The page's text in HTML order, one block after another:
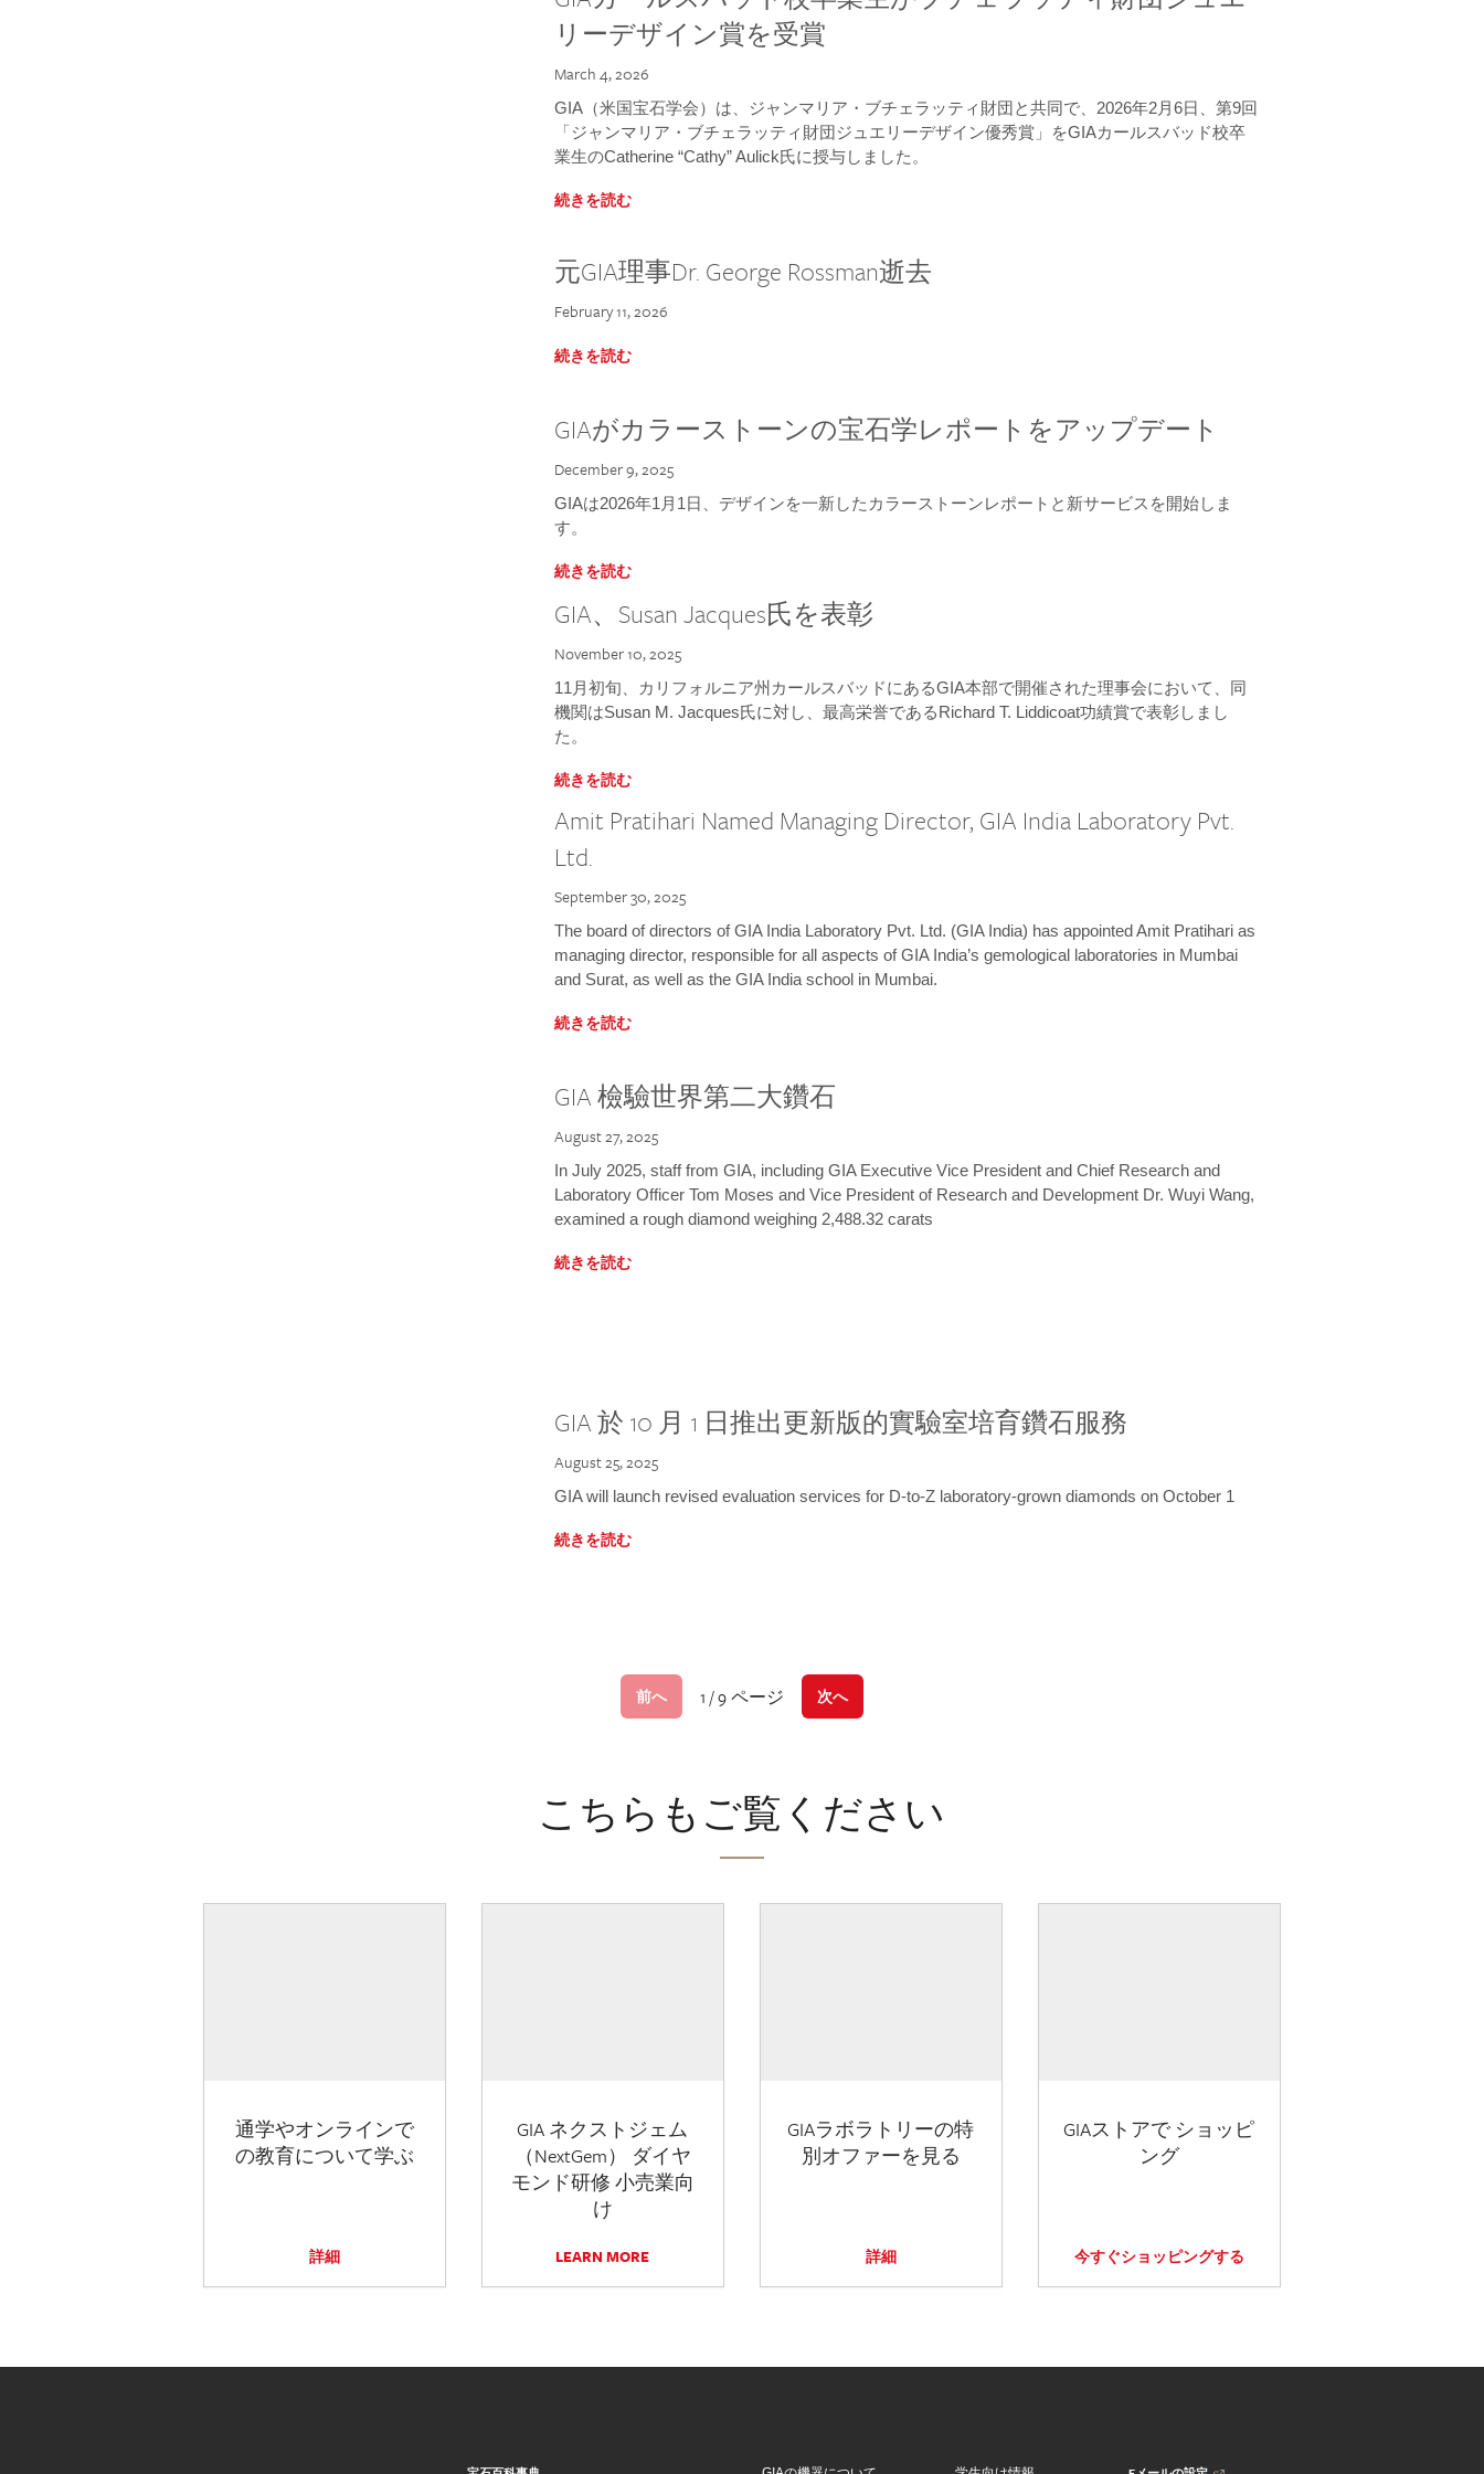
リーデザイン賞を受賞
March 4, 2026
GIA（米国宝石学会）は、ジャンマリア・ブチェラッティ財団と共同で、2026年2月6日、第9回
「ジャンマリア・ブチェラッティ財団ジュエリーデザイン優秀賞」をGIAカールスバッド校卒
業生のCatherine “Cathy” Aulick氏に授与しました。
続きを読む
元GIA理事Dr. George Rossman逝去
February 11, 2026
続きを読む
GIAがカラーストーンの宝石学レポートをアップデート
December 9, 2025
GIAは2026年1月1日、デザインを一新したカラーストーンレポートと新サービスを開始しま
す。
続きを読む
GIA、Susan Jacques氏を表彰
November 10, 2025
11月初旬、カリフォルニア州カールスバッドにあるGIA本部で開催された理事会において、同
機関はSusan M. Jacques氏に対し、最高栄誉であるRichard T. Liddicoat功績賞で表彰しまし
た。
続きを読む
Amit Pratihari Named Managing Director, GIA India Laboratory Pvt.
Ltd.
September 30, 2025
The board of directors of GIA India Laboratory Pvt. Ltd. (GIA India) has appointed Amit Pratihari as
managing director, responsible for all aspects of GIA India’s gemological laboratories in Mumbai
and Surat, as well as the GIA India school in Mumbai.
続きを読む
GIA 檢驗世界第二大鑽石
August 27, 2025
In July 2025, staff from GIA, including GIA Executive Vice President and Chief Research and
Laboratory Officer Tom Moses and Vice President of Research and Development Dr. Wuyi Wang,
examined a rough diamond weighing 2,488.32 carats
続きを読む
GIA 於 10 月 1 日推出更新版的實驗室培育鑽石服務
August 25, 2025
GIA will launch revised evaluation services for D-to-Z laboratory-grown diamonds on October 1
続きを読む
前へ 1 / 9 ページ 次へ
こちらもご覧ください
通学やオンラインで
の教育について学ぶ
詳細
GIA ネクストジェム
（NextGem） ダイヤ
モンド研修 小売業向
け
LEARN MORE
GIAラボラトリーの特
別オファーを見る
詳細
GIAストアで ショッピ
ング
今すぐショッピングする